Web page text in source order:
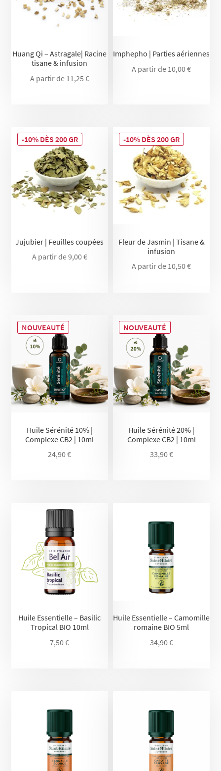
Huang Qi – Astragale| Racine
tisane & infusion
A partir de 11,25 €
Imphepho | Parties aériennes
A partir de 10,00€
Jujubier | Feuilles coupées
-10% DÈS 200 GR
A partir de9,00€
Fleur de Jasmin | Tisane &
infusion
-10% DÈS 200 GR
A partir de 10,50€
NOUVEAUTÉ
Huile Sérénité 10% |
Complexe CB2 | 10ml
24,90€
NOUVEAUTÉ
Huile Sérénité 20% |
Complexe CB2 | 10ml
33,90€
Huile Essentielle – Basilic
Tropical BIO 10ml
7,50€
Huile Essentielle – Camomille
romaine BIO 5ml
34,90€